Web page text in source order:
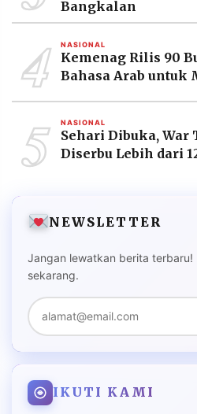
Bangkalan
4 NASIONAL
Kemenag Rilis 90
Bahasa Arab untuk
5 NASIONAL
Sehari Dibuka, War
Diserbu Lebih dari
NEWSLETTER
Jangan lewatkan berita terbaru!
sekarang.
IKUTI KAMI